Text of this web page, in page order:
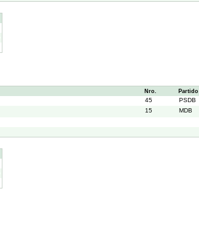
Nro. Partido
45 PSDB
15 MDB